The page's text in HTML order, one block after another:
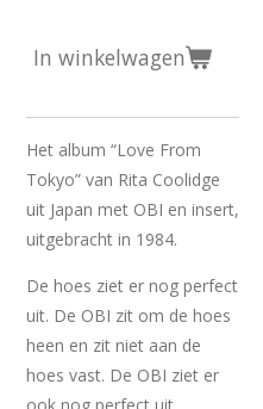
In winkelwagen
Het album “Love From
Tokyo” van Rita Coolidge
uit Japan met OBI en insert,
uitgebracht in 1984.
De hoes ziet er nog perfect
uit. De OBI zit om de hoes
heen en zit niet aan de
hoes vast. De OBI ziet er